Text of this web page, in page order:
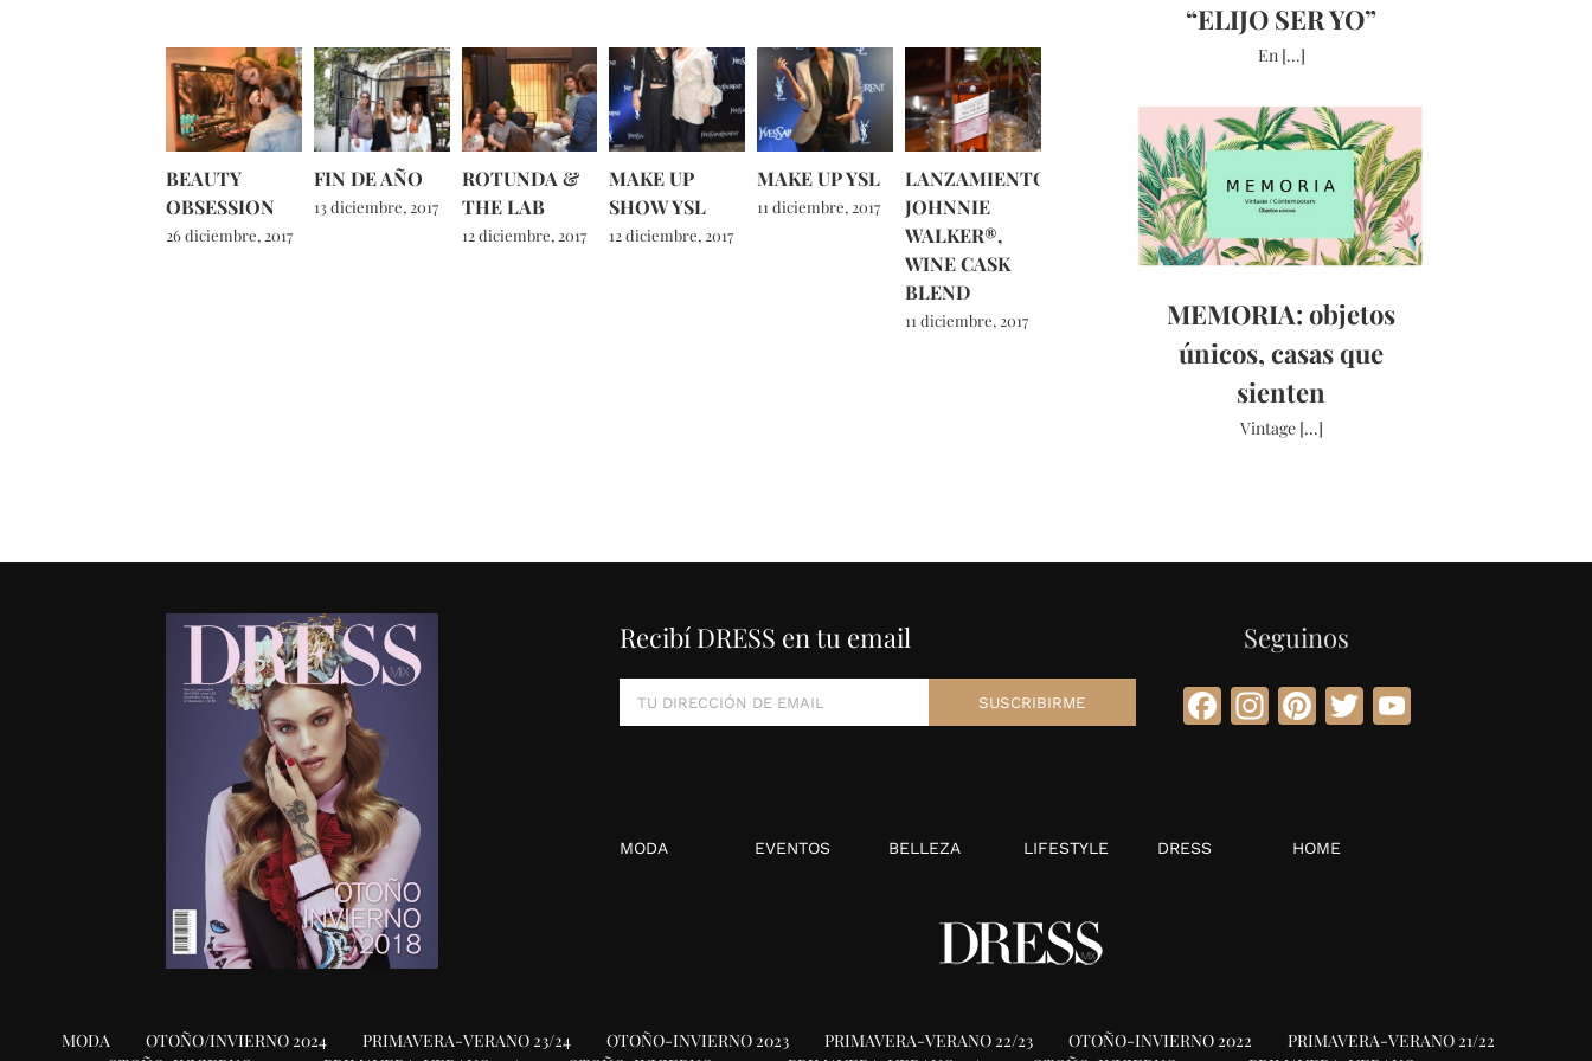
BEAUTY
OBSESSION
26 diciembre, 2017
FIN DE AÑO
13 diciembre, 2017
ROTUNDA &
THE LAB
12 diciembre, 2017
MAKE UP
SHOW YSL
12 diciembre, 2017
MAKE UP YSL
11 diciembre, 2017
LANZAMIENTO
JOHNNIE
WALKER®,
WINE CASK
BLEND
11 diciembre, 2017
“ELIJO SER YO”
En [...]
MEMORIA: objetos
únicos, casas que
sienten
Vintage [...]
Recibí DRESS en tu email Seguinos
Facebook
Instagram
Pinterest
TwitterYouTube
MODA EVENTOS BELLEZA LIFESTYLE DRESS HOME
MODA OTOÑO/INVIERNO 2024 PRIMAVERA-VERANO 23/24 OTOÑO-INVIERNO 2023 PRIMAVERA-VERANO 22/23 OTOÑO-INVIERNO 2022
PRIMAVERA-VERANO 21/22